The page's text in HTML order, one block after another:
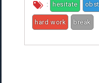
: hesitate
hard work break